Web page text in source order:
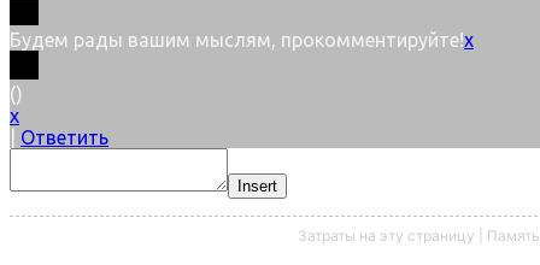
Будем рады вашим мыслям, прокомментируйте!x
()
x
Ответить
Insert
Затраты на эту страницу |